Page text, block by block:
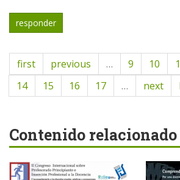
responder
first previous … 9 10
14
15 16 17 … next
Contenido relacionado